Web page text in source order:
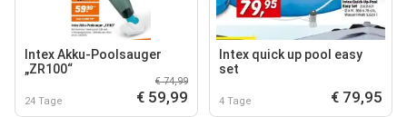
Intex Akku-Poolsauger
„ZR100“
24 Tage
€ 74,99
€ 59,99
Intex quick up pool easy
set
4 Tage € 79,95